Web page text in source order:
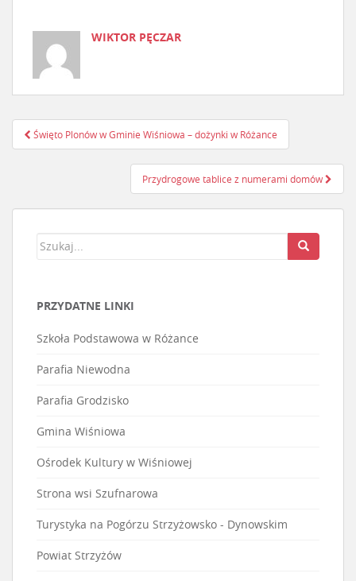
WIKTOR PĘCZAR
Nawigacja postu
Święto Plonów w Gminie Wiśniowa – dożynki w Różance
Przydrogowe tablice z numerami domów
PRZYDATNE LINKI
Szkoła Podstawowa w Różance
Parafia Niewodna
Parafia Grodzisko
Gmina Wiśniowa
Ośrodek Kultury w Wiśniowej
Strona wsi Szufnarowa
Turystyka na Pogórzu Strzyżowsko - Dynowskim
Powiat Strzyżów